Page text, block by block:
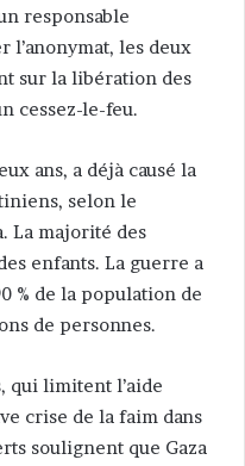
responsable
l’anonymat, les deux
sur la libération des
cessez-le-feu.
ans, a déjà causé la
selon le
La majorité des
enfants. La guerre a
% de la population de
de personnes.
qui limitent l’aide
crise de la faim dans
soulignent que Gaza